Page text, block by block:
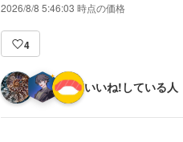
2026/8/8 5:46:03 時点の価格
4
いいね!している人